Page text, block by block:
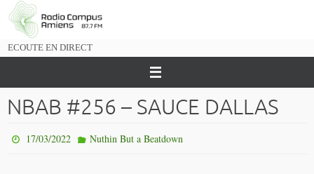
Passer
vers
ECOUTE EN DIRECT
NBAB #256 – SAUCE DALLAS
17/03/2022 Nuthin But a Beatdown